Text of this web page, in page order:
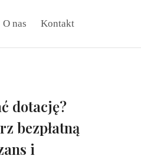
O nas Kontakt
dotację?
bezpłatną
i